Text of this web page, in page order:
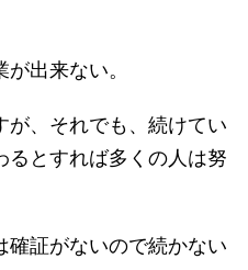
出来ない。
が、それでも、続けてい
るとすれば多くの人は努
確証がないので続かない